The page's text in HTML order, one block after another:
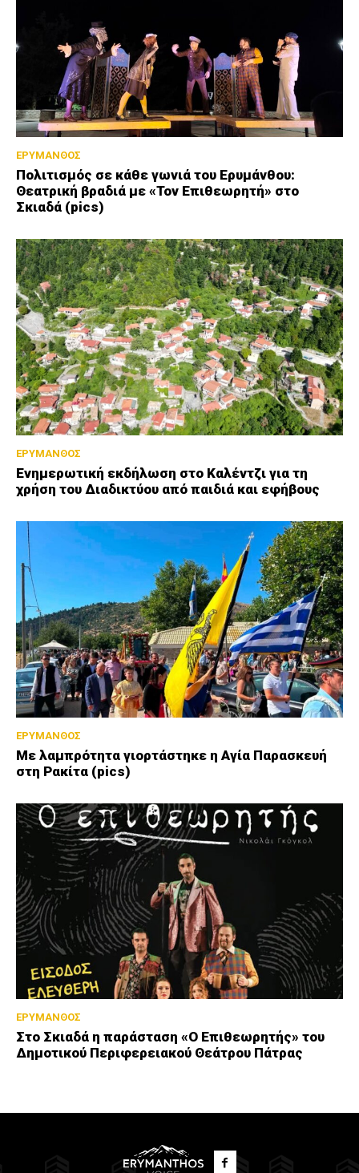
ΕΡΥΜΑΝΘΟΣ
Πολιτισμός σε κάθε γωνιά του Ερυμάνθου:
Θεατρική βραδιά με «Τον Επιθεωρητή» στο
Σκιαδά (pics)
ΕΡΥΜΑΝΘΟΣ
Ενημερωτική εκδήλωση στο Καλέντζι για τη
χρήση του Διαδικτύου από παιδιά και εφήβους
ΕΡΥΜΑΝΘΟΣ
Με λαμπρότητα γιορτάστηκε η Αγία Παρασκευή
στη Ρακίτα (pics)
ΕΡΥΜΑΝΘΟΣ
Στο Σκιαδά η παράσταση «Ο Επιθεωρητής» του
Δημοτικού Περιφερειακού Θεάτρου Πάτρας